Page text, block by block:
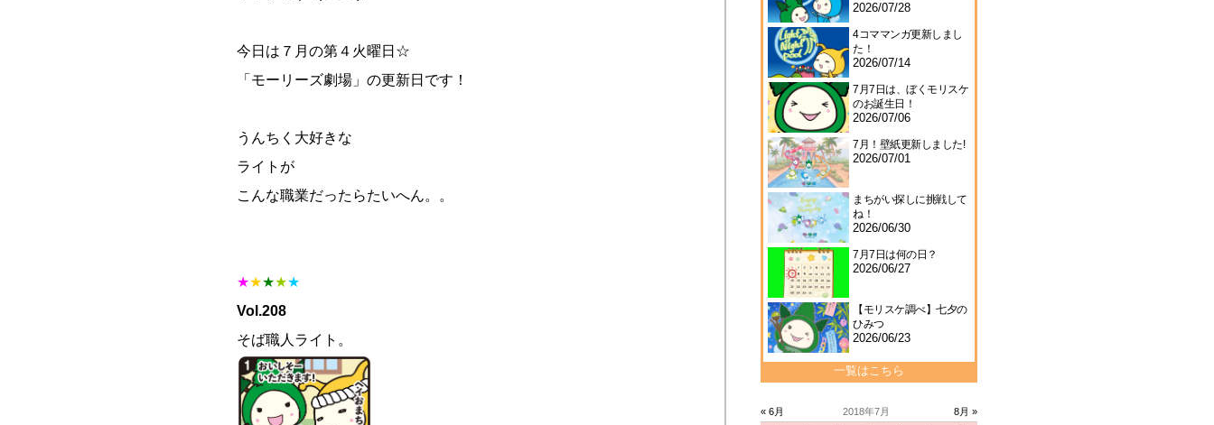
今日は７月の第４火曜日☆
「モーリーズ劇場」の更新日です！
うんちく大好きな
ライトが
こんな職業だったらたいへん。。
★★★★★
Vol.208
そば職人ライト。
2026/07/28
4コママンガ更新しまし
た！
2026/07/14
7月7日は、ぼくモリスケ
のお誕生日！
2026/07/06
7月！壁紙更新しました!
2026/07/01
まちがい探しに挑戦して
ね！
2026/06/30
7月7日は何の日？
2026/06/27
【モリスケ調べ】七夕の
ひみつ
2026/06/23
一覧はこちら
« 6月 2018年7月 8月 »